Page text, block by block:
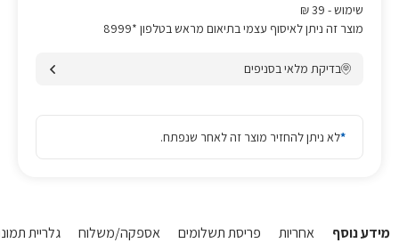
שימוש- 39 ₪
מוצר זה ניתן לאיסוף עצמי בתיאום מראש בטלפון *8999
בדיקת מלאי בסניפים
*לא ניתן להחזיר מוצר זה לאחר שנפתח.
מידע נוסף אחריות פריסת תשלומים אספקה/משלוח גלריית